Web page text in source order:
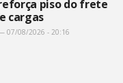
piso do frete
cargas
07/08/2026 - 20:16